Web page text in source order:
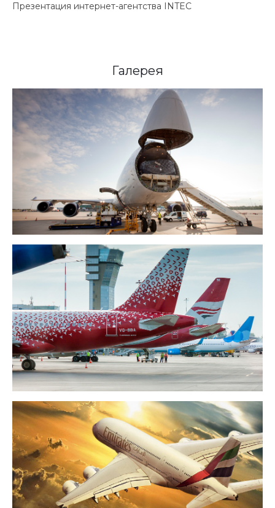
Презентация интернет-агентства INTEC
Галерея